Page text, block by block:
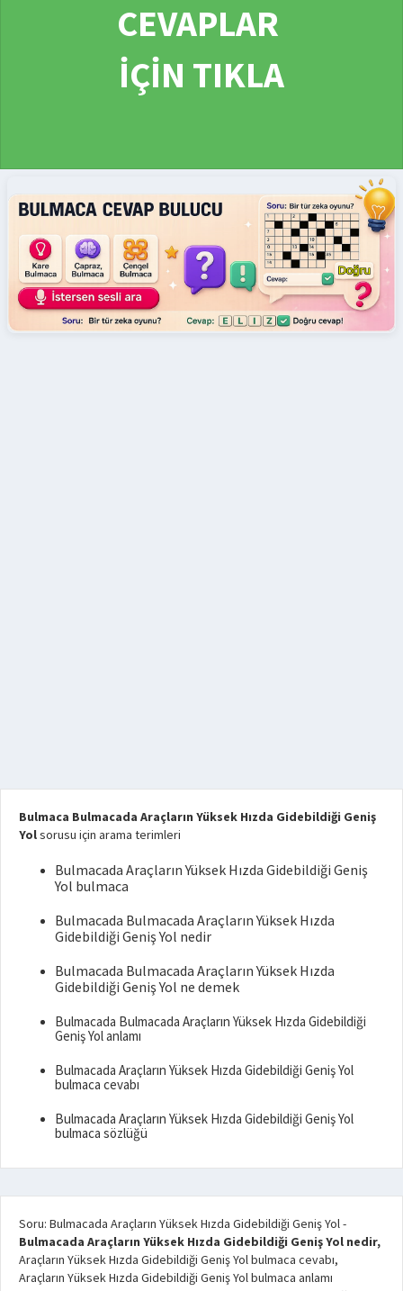
CEVAPLAR
İÇİN TIKLA
Bulmaca Bulmacada Araçların Yüksek Hızda Gidebildiği Geniş
Yolsorusu için arama terimleri
Bulmacada Araçların Yüksek Hızda Gidebildiği Geniş
Yol bulmaca
Bulmacada Bulmacada Araçların Yüksek Hızda
Gidebildiği Geniş Yol nedir
Bulmacada Bulmacada Araçların Yüksek Hızda
Gidebildiği Geniş Yol ne demek
Bulmacada Bulmacada Araçların Yüksek Hızda Gidebildiği
Geniş Yol anlamı
Bulmacada Araçların Yüksek Hızda Gidebildiği Geniş Yol
bulmaca cevabı
Bulmacada Araçların Yüksek Hızda Gidebildiği Geniş Yol
bulmaca sözlüğü
Soru: Bulmacada Araçların Yüksek Hızda Gidebildiği Geniş Yol-
Bulmacada Araçların Yüksek Hızda Gidebildiği Geniş Yol nedir,
Araçların Yüksek Hızda Gidebildiği Geniş Yol bulmaca cevabı,
Araçların Yüksek Hızda Gidebildiği Geniş Yol bulmaca anlamı